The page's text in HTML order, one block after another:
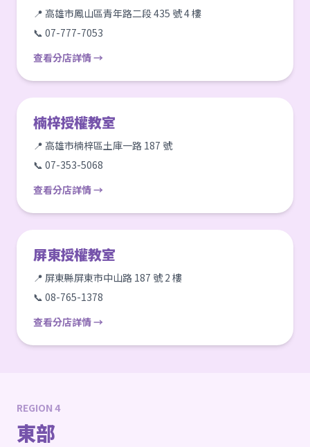
📍 高雄市鳳山區青年路二段 435 號 4 樓
📞 07-777-7053
查看分店詳情 →
楠梓授權教室
📍 高雄市楠梓區土庫一路 187 號
📞 07-353-5068
查看分店詳情 →
屏東授權教室
📍 屏東縣屏東市中山路 187 號 2 樓
📞 08-765-1378
查看分店詳情 →
REGION 4
東部